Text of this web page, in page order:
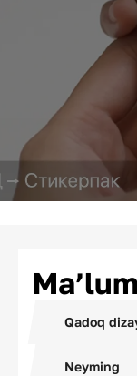
Qadoq
Neyming